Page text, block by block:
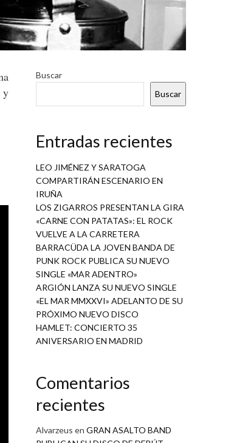
Buscar
Buscar
Entradas recientes
LEO JIMÉNEZ Y SARATOGA
COMPARTIRÁN ESCENARIO EN
IRUÑA
LOS ZIGARROS PRESENTAN LA GIRA
«CARNE CON PATATAS»: EL ROCK
VUELVE A LA CARRETERA
BARRACÜDA LA JOVEN BANDA DE
PUNK ROCK PUBLICA SU NUEVO
SINGLE «MAR ADENTRO»
ARGIÓN LANZA SU NUEVO SINGLE
«EL MAR MMXXVI» ADELANTO DE SU
PRÓXIMO NUEVO DISCO
HAMLET: CONCIERTO 35
ANIVERSARIO EN MADRID
Comentarios
recientes
Alvarzeus en GRAN ASALTO BAND